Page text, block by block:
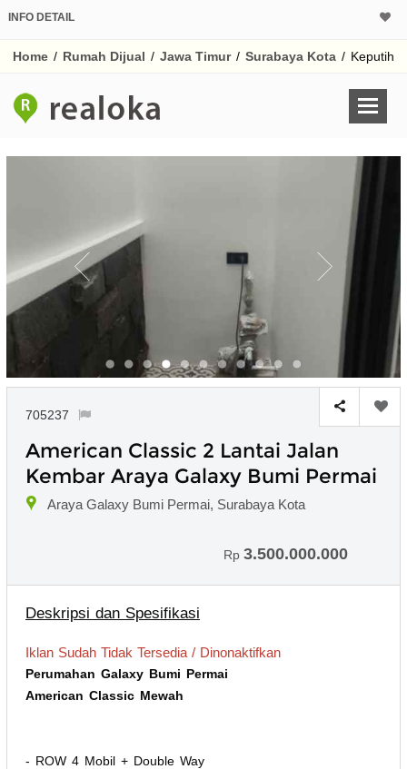
INFO DETAIL
Home / Rumah Dijual / Jawa Timur / Surabaya Kota / Keputih
705237
American Classic 2 Lantai Jalan
Kembar Araya Galaxy Bumi Permai
Araya Galaxy Bumi Permai, Surabaya Kota
Rp 3.500.000.000
Deskripsi dan Spesifikasi
Iklan Sudah Tidak Tersedia / Dinonaktifkan
Perumahan Galaxy Bumi Permai
American Classic Mewah
- ROW 4 Mobil + Double Way
Harga Rp
Untuk hasil simulasi
pada kotak-
Simpan